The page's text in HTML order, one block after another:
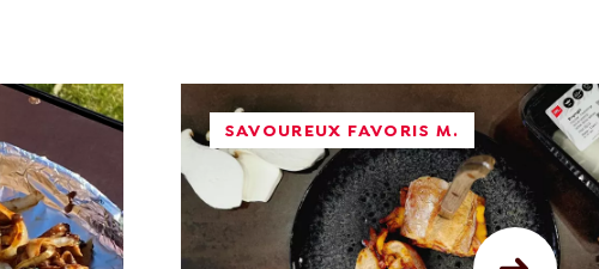
SAVOUREUX FAVORIS M.